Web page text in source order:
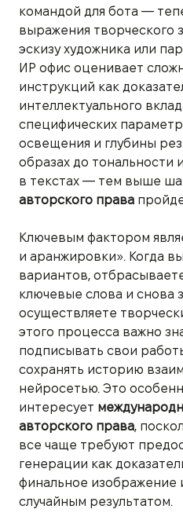
командой для бота —
выражения творческого
эскизу художника или
ИР офис оценивает
инструкций как
интеллектуального
специфических
освещения и глубины
образах до тональности
в текстах — тем выше
авторского права
Ключевым фактором
и аранжировки». Когда
вариантов,
ключевые слова и снова
осуществляете
этого процесса важно
подписывать свои
сохранять историю
нейросетью. Это
интересует
авторского права,
все чаще требуют
генерации как
финальное изображение
случайным результатом.